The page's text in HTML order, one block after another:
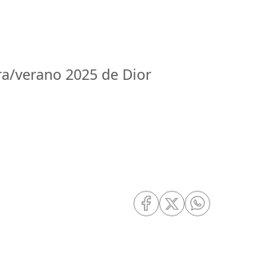
verano 2025 de Dior
RRSS Facebook
RRSS Twitter
RRSS